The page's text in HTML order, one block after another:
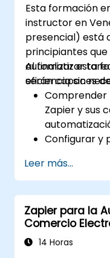
Esta formación
instructor en
presencial) está
principiantes
automatizar
eficiencia sin
Al finalizar esta
serán capaces
Comprender
Zapier y sus
Configurar y
Integrar
populares
Gestionar y
Leer más...
Zapier para la
Comercio
14 Horas